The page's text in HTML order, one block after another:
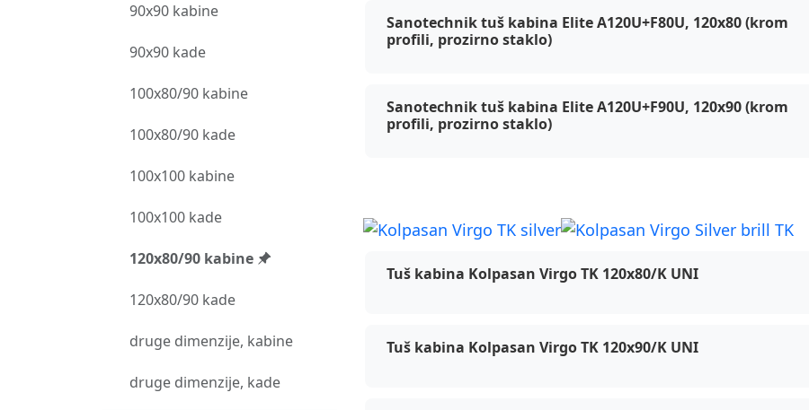
90x90 kabine
90x90 kade
100x80/90 kabine
100x80/90 kade
100x100 kabine
100x100 kade
120x80/90 kabine
120x80/90 kade
druge dimenzije, kabine
druge dimenzije, kade
Sanotechnik tuš kabina Elite A120U+F80U, 120x80 (krom
profili, prozirno staklo)
Sanotechnik tuš kabina Elite A120U+F90U, 120x90 (krom
profili, prozirno staklo)
Tuš kabina Kolpasan Virgo TK 120x80/K UNI
Tuš kabina Kolpasan Virgo TK 120x90/K UNI